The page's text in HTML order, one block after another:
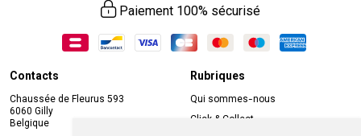
Paiement 100% sécurisé
Contacts
Chaussée de Fleurus 593
6060 Gilly
Belgique
Rubriques
Qui sommes-nous
Click & Collect